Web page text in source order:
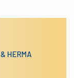
HERMA